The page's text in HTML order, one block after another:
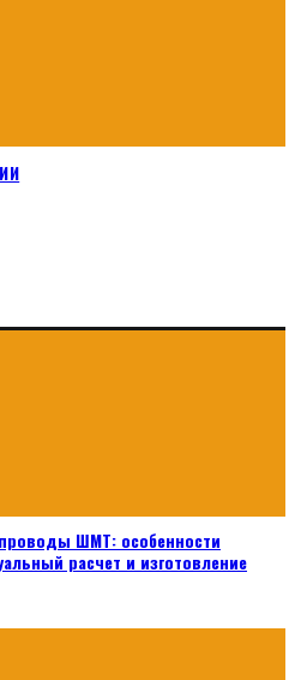
ШМТ: особенности
расчет и изготовление